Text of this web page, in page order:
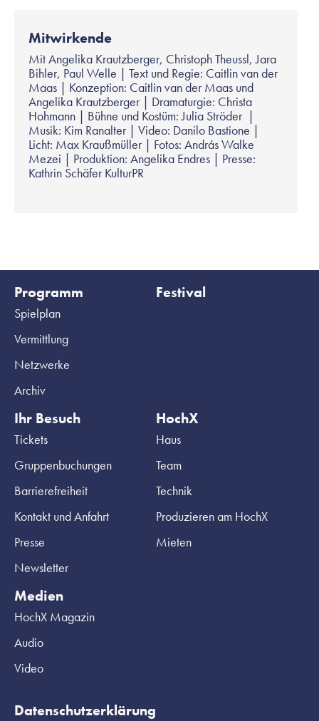
Mitwirkende
Mit Angelika Krautzberger, Christoph Theussl, Jara
Bihler, Paul Welle | Text und Regie: Caitlin van der
Maas | Konzeption: Caitlin van der Maas und
Angelika Krautzberger | Dramaturgie: Christa
Hohmann | Bühne und Kostüm: Julia Ströder |
Musik: Kim Ranalter | Video: Danilo Bastione |
Licht: Max Kraußmüller | Fotos: András Walke
Mezei | Produktion: Angelika Endres | Presse:
Kathrin Schäfer KulturPR
Programm
Spielplan
Vermittlung
Netzwerke
Archiv
Festival
Ihr Besuch
Tickets
Gruppenbuchungen
Barrierefreiheit
Kontakt und Anfahrt
Presse
Newsletter
HochX
Haus
Team
Technik
Produzieren am HochX
Mieten
Medien
HochX Magazin
Audio
Video
Datenschutzerklärung